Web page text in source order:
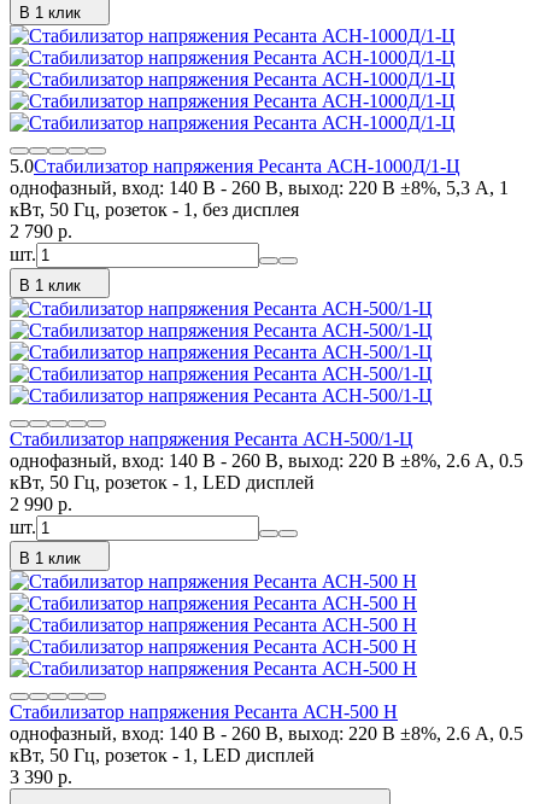
В 1 клик
5.0Стабилизатор напряжения Ресанта АСН-1000Д/1-Ц
однофазный, вход: 140 В - 260 В, выход: 220 В ±8%, 5,3 А, 1
кВт, 50 Гц, розеток - 1, без дисплея
2 790 p.
шт.
В 1 клик
Стабилизатор напряжения Ресанта АСН-500/1-Ц
однофазный, вход: 140 В - 260 В, выход: 220 В ±8%, 2.6 А, 0.5
кВт, 50 Гц, розеток - 1, LED дисплей
2 990 p.
шт.
В 1 клик
Стабилизатор напряжения Ресанта АСН-500 Н
однофазный, вход: 140 В - 260 В, выход: 220 В ±8%, 2.6 А, 0.5
кВт, 50 Гц, розеток - 1, LED дисплей
3 390 p.